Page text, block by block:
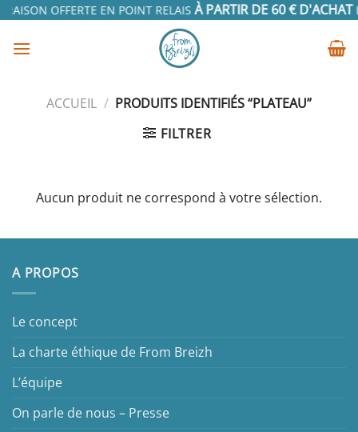
Passer
contenu
OFFERTE EN POINT RELAISÀ PARTIR DE 60 € D'ACHAT
ACCUEIL / PRODUITS IDENTIFIÉS “PLATEAU”
FILTRER
Aucun produit ne correspond à votre sélection.
A PROPOS
Le concept
La charte éthique de From Breizh
L’équipe
On parle de nous – Presse